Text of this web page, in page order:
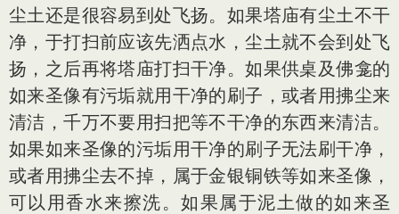
尘土还是很容易到处飞扬。如果塔庙有尘土不干
净，于打扫前应该先洒点水，尘土就不会到处飞
扬，之后再将塔庙打扫干净。如果供桌及佛龛的
如来圣像有污垢就用干净的刷子，或者用拂尘来
清洁，千万不要用扫把等不干净的东西来清洁。
如果如来圣像的污垢用干净的刷子无法刷干净，
或者用拂尘去不掉，属于金银铜铁等如来圣像，
可以用香水来擦洗。如果属于泥土做的如来圣